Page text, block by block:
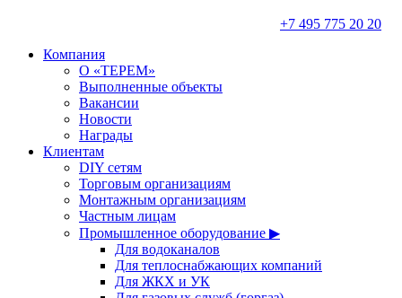
+7 495 775 20 20
Компания
О «ТЕРЕМ»
Выполненные объекты
Вакансии
Новости
Награды
Клиентам
DIY сетям
Торговым организациям
Монтажным организациям
Частным лицам
Промышленное оборудование ▶
Для водоканалов
Для теплоснабжающих компаний
Для ЖКХ и УК